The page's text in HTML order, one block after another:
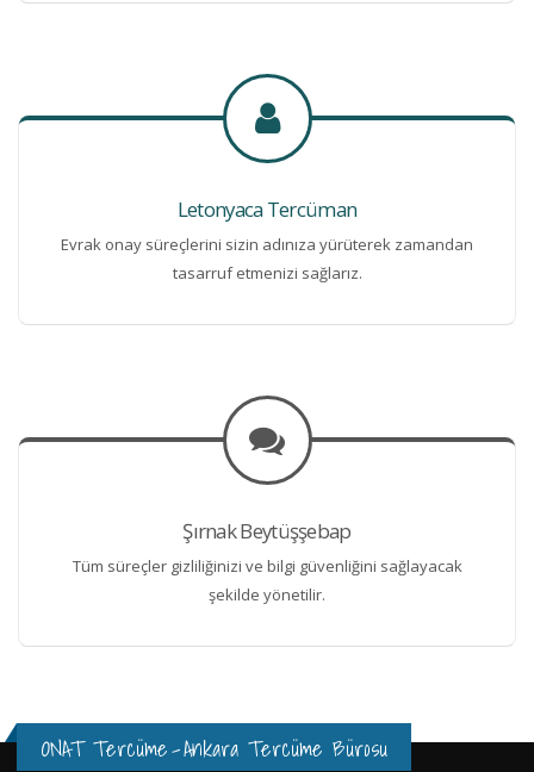
Letonyaca Tercüman
Evrak onay süreçlerini sizin adınıza yürüterek zamandan
tasarruf etmenizi sağlarız.
Şırnak Beytüşşebap
Tüm süreçler gizliliğinizi ve bilgi güvenliğini sağlayacak
şekilde yönetilir.
ONAT Tercüme-Ankara Tercüme Bürosu